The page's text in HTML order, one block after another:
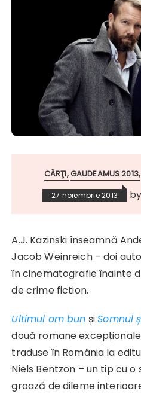
CĂRŢI GAUDEAMUS 2013
27 noiembrie 2013 by
A.J. Kazinski înseamnă
Jacob Weinreich – doi
în cinematografie înainte
de crime fiction.
Ultimul om bun șiSomnul
două romane
traduse în România la
Niels Bentzon – un tip cu
groază de dileme